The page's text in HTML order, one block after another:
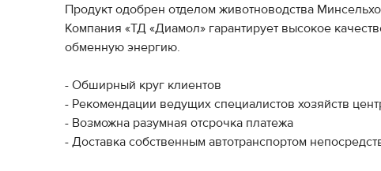
Продукт одобрен отделом животноводства
Компания «ТД «Диамол» гарантирует высокое
обменную энергию.
- Обширный круг клиентов
- Рекомендации ведущих специалистов хозяйств
- Возможна разумная отсрочка платежа
- Доставка собственным автотранспортом